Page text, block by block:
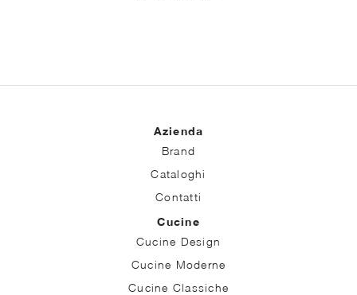
Azienda
Brand
Cataloghi
Contatti
Cucine
Cucine Design
Cucine Moderne
Cucine Classiche